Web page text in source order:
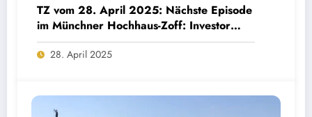
TZ vom 28. April 2025: Nächste Episode
im Münchner Hochhaus-Zoff: Investor
schreibt Brief – „Frage mich, ob es das
wert ist“
28. April 2025